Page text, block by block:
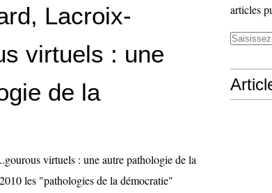
Lacroix-
virtuels : une
de la
virtuels : une autre pathologie de la
les "pathologies de la démocratie"
articles